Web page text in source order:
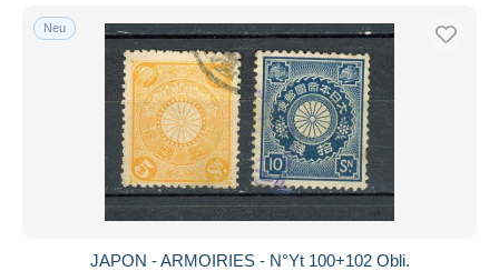
Neu
JAPON - ARMOIRIES - N°Yt 100+102 Obli.